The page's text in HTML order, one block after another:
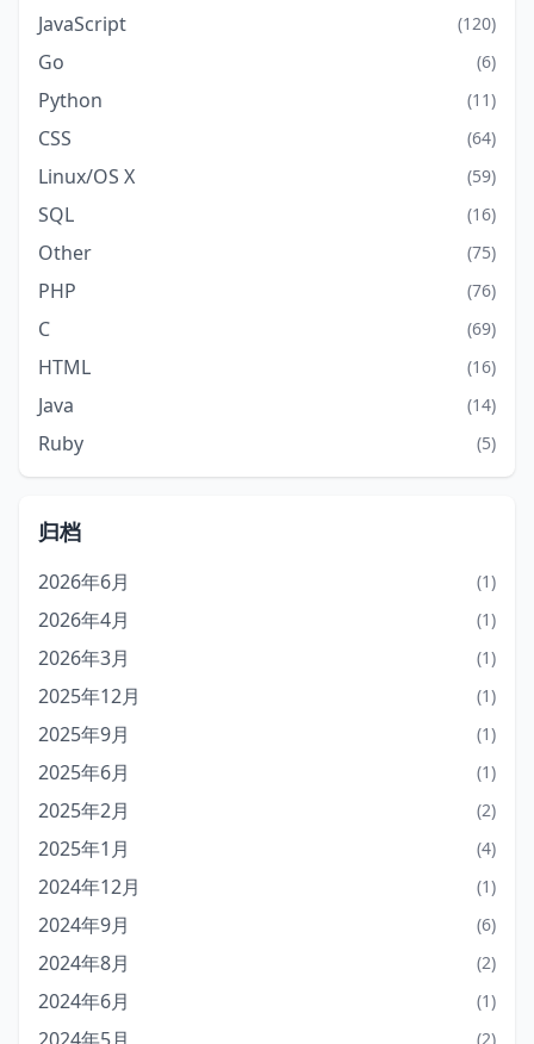
JavaScript (120)
Go (6)
Python (11)
CSS (64)
Linux/OS X (59)
SQL (16)
Other (75)
PHP (76)
C (69)
HTML (16)
Java (14)
Ruby (5)
归档
2026年6月 (1)
2026年4月 (1)
2026年3月 (1)
2025年12月 (1)
2025年9月 (1)
2025年6月 (1)
2025年2月 (2)
2025年1月 (4)
2024年12月 (1)
2024年9月 (6)
2024年8月 (2)
2024年6月 (1)
(2)